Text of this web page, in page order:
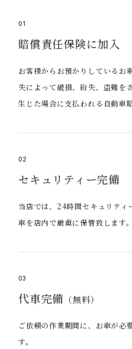
01
賠償責任保険に加入
お客様からお預かりしているお
失によって破損、紛失、盗難を
生じた場合に支払われる自動車
02
セキュリティー完備
当店では、24時間セキュリティ
車を店内で厳重に保管致します。
03
代車完備 （無料）
ご依頼の作業期間に、お車が必
す。